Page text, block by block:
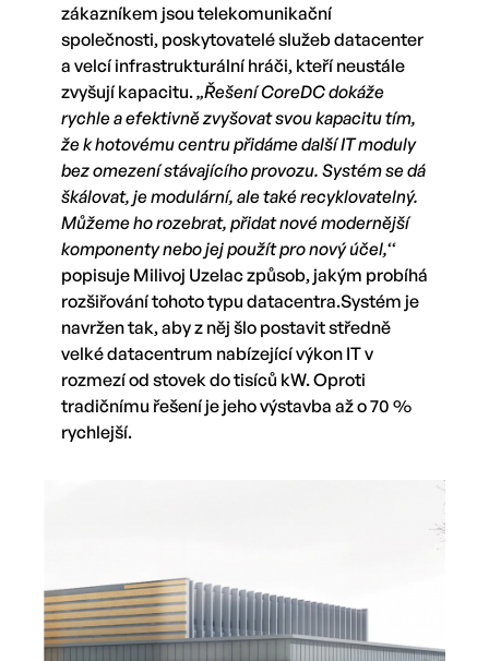
zákazníkem jsou telekomunikační
společnosti, poskytovatelé služeb datacenter
a velcí infrastrukturální hráči, kteří neustále
zvyšují kapacitu.„Řešení CoreDC dokáže
rychle a efektivně zvyšovat svou kapacitu tím,
že k hotovému centru přidáme další IT moduly
bez omezení stávajícího provozu. Systém se dá
škálovat, je modulární, ale také recyklovatelný.
Můžeme ho rozebrat, přidat nové modernější
komponenty nebo jej použít pro nový účel,‘‘
popisuje Milivoj Uzelac způsob, jakým probíhá
rozšiřování tohoto typu datacentra.Systém je
navržen tak, aby z něj šlo postavit středně
velké datacentrum nabízející výkon IT v
rozmezí od stovek do tisíců kW. Oproti
tradičnímu řešení je jeho výstavba až o 70 %
rychlejší.